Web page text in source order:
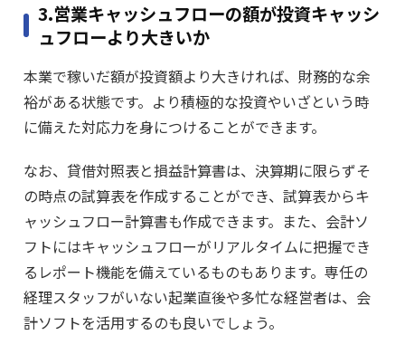
3.営業キャッシュフローの額が投資キャッシ
ュフローより大きいか
本業で稼いだ額が投資額より大きければ、財務的な余
裕がある状態です。より積極的な投資やいざという時
に備えた対応力を身につけることができます。
なお、貸借対照表と損益計算書は、決算期に限らずそ
の時点の試算表を作成することができ、試算表からキ
ャッシュフロー計算書も作成できます。また、会計ソ
フトにはキャッシュフローがリアルタイムに把握でき
るレポート機能を備えているものもあります。専任の
経理スタッフがいない起業直後や多忙な経営者は、会
計ソフトを活用するのも良いでしょう。